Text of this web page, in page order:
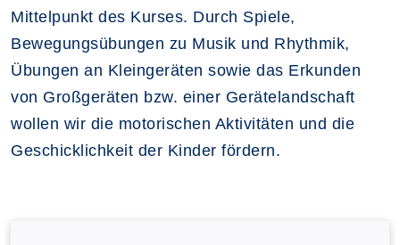
Mittelpunkt des Kurses. Durch Spiele,
Bewegungsübungen zu Musik und Rhythmik,
Übungen an Kleingeräten sowie das Erkunden
von Großgeräten bzw. einer Gerätelandschaft
wollen wir die motorischen Aktivitäten und die
Geschicklichkeit der Kinder fördern.